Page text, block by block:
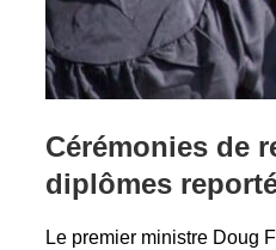
Cérémonies de
diplômes
Le premier ministre Doug